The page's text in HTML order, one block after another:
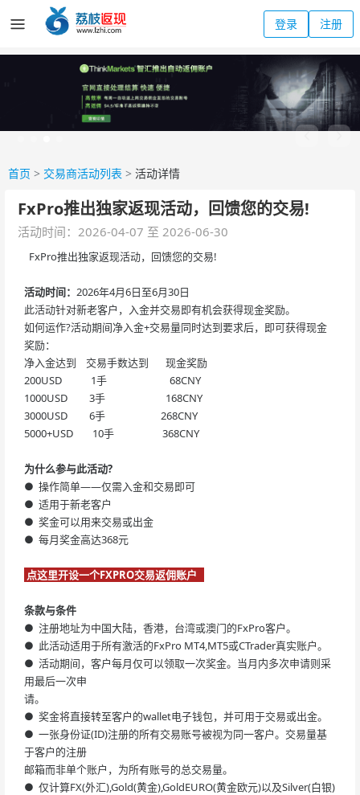
登录 注册
首页 > 交易商活动列表 > 活动详情
FxPro推出独家返现活动，回馈您的交易!
活动时间：2026-04-07 至 2026-06-30
FxPro推出独家返现活动，回馈您的交易!
活动时间： 2026年4月6日至6月30日
此活动针对新老客户，入金并交易即有机会获得现金奖励。
如何运作?活动期间净入金+交易量同时达到要求后，即可获得现金
奖励：
净入金达到 交易手数达到 现金奖励
200USD 1手 68CNY
1000USD 3手 168CNY
3000USD 6手 268CNY
5000+USD 10手 368CNY
为什么参与此活动?
● 操作简单——仅需入金和交易即可
● 适用于新老客户
● 奖金可以用来交易或出金
● 每月奖金高达368元
点这里开设一个FXPRO交易返佣账户
条款与条件
● 注册地址为中国大陆，香港，台湾或澳门的FxPro客户。
● 此活动适用于所有激活的FxPro MT4,MT5或CTrader真实账户。
● 活动期间，客户每月仅可以领取一次奖金。当月内多次申请则采
用最后一次申
请。
● 奖金将直接转至客户的wallet电子钱包，并可用于交易或出金。
● 一张身份证(ID)注册的所有交易账号被视为同一客户。交易量基
于客户的注册
邮箱而非单个账户，为所有账号的总交易量。
● 仅计算FX(外汇),Gold(黄金),GoldEURO(黄金欧元)以及Silver(白银)